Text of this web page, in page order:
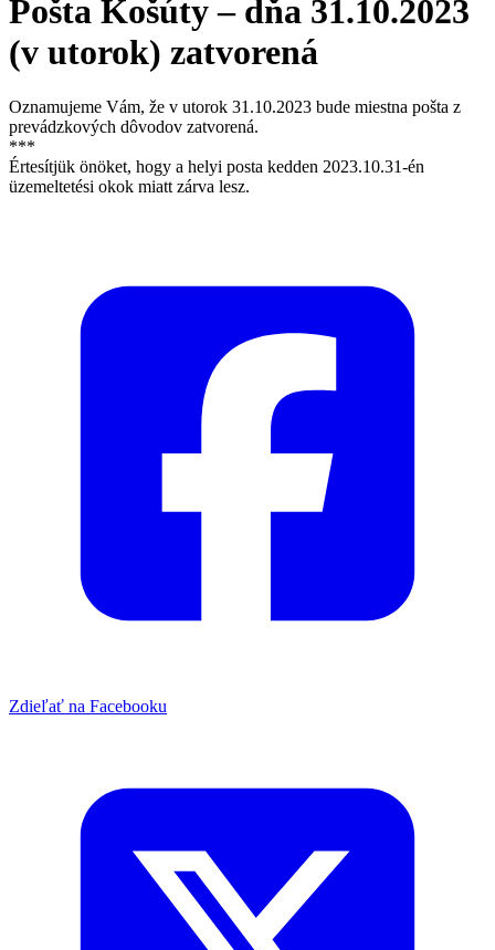
Pošta Košúty – dňa 31.10.2023
(v utorok) zatvorená
Oznamujeme Vám, že v utorok 31.10.2023 bude miestna pošta z
prevádzkových dôvodov zatvorená.
***
Értesítjük önöket, hogy a helyi posta kedden 2023.10.31-én
üzemeltetési okok miatt zárva lesz.
Zdieľať na Facebooku